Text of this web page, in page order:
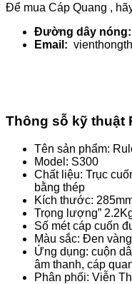
Để mua Cáp Quang ,
Đường dây nóng:
Email:
Thông sỗ kỹ thuật
Tên sản phẩm:
Model: S300
Chất liệu: Trục
bằng thép
Kích thước:
Trọng lượng”
Số mét cáp cuốn
Màu sắc: Đen vàng
Ứng dụng: cuộn
âm thanh, cáp
Phân phối: Viễn